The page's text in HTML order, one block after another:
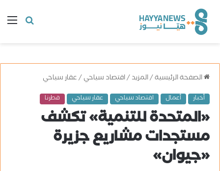
البحث
الصفحة الرئيسية/المزيد/اقتصاد سياحي/عقار سياحي
أخبار أعمال اقتصاد سياحي عقار سياحي قطرنا
«المتحدة للتنمية» تكشف
مستجدات مشاريع جزيرة
«جيوان»